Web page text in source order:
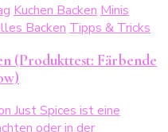
Kuchen Backen Minis
Backen Tipps & Tricks
(Produkttest: Färbende